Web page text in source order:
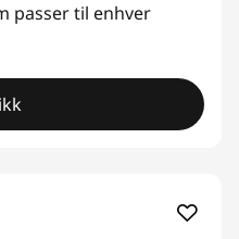
passer til enhver